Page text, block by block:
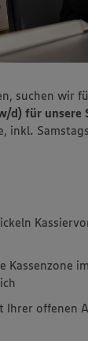
suchen wir
d) für unsere
inkl.
Kassenzone
Ihrer offenen